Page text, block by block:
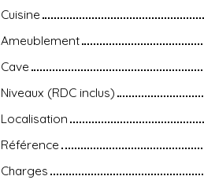
Cuisine
Ameublement
Cave
Niveaux (RDC inclus)
Localisation
Référence
Charges